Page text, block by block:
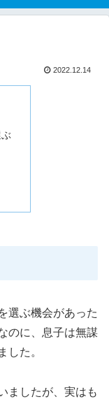
2022.12.14
選ぶ機会があった
のに、息子は無謀
した。
ましたが、実はも